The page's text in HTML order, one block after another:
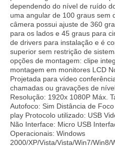
dependendo do nível de ruído
uma angular de 100 graus sem
câmera possui ajuste de 360
para os lados e 45 graus para
de drivers para instalação e é
superior sem restrição de
opções de montagem: clipe
montagem em monitores LCD
Projetada para vídeo
chamadas ou gravações de
Resolução: 1920x 1080P Máx.
Autofoco: Sim Distância de
play Protocolo utilizado: USB
Não Interface: Micro USB
Operacionais: Windows
2000/XP/Vista/Vista/Win7/Win8/